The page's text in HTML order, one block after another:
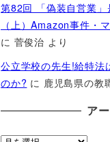
第82回 「偽装自営業
（上）Amazon事件・
に 菅俊治 より
公立学校の先生!給特法
のか? に 鹿児島県の教
ア